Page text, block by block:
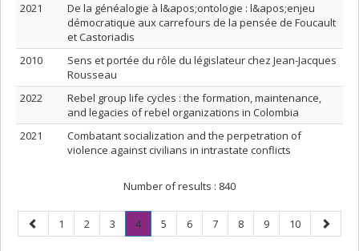
2021
De la généalogie à l&apos;ontologie : l&apos;enjeu
démocratique aux carrefours de la pensée de Foucault
et Castoriadis
2010
Sens et portée du rôle du législateur chez Jean-Jacques
Rousseau
2022
Rebel group life cycles : the formation, maintenance,
and legacies of rebel organizations in Colombia
2021
Combatant socialization and the perpetration of
violence against civilians in intrastate conflicts
Number of results : 840
Previous
page
Page
1 Page
2 Page
3 Page
4.
Current
Page
5 Page
6 Page
7 Page
8 Page
9 Page
10
Next
page